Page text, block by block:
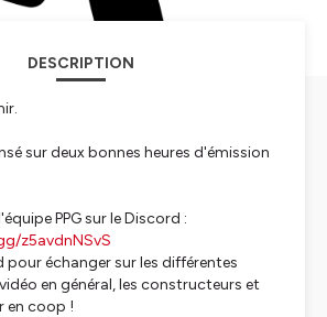
DESCRIPTION
sur deux bonnes heures d'émission
PPG sur le Discord :
z5avdnNSvS
pour échanger sur les différentes
en général, les constructeurs et
en coop !